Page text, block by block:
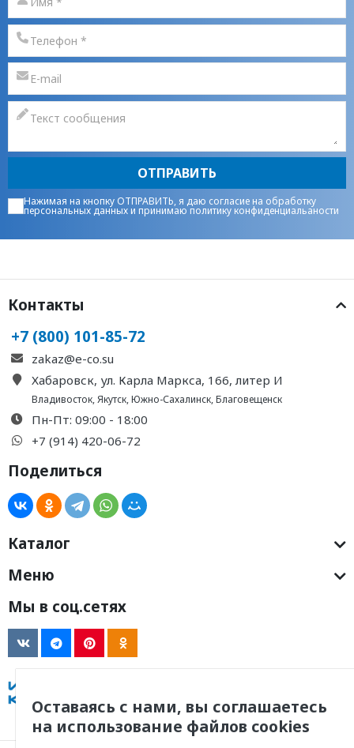
ОТПРАВИТЬ
Нажимая на кнопку ОТПРАВИТЬ, я даю согласие на обработку
персональных данныхи принимаюполитику конфиденциальаности
Контакты
+7 (800) 101-85-72
zakaz@e-co.su
Хабаровск, ул. Карла Маркса, 166, литер И
Владивосток,Якутск,Южно-Сахалинск,Благовещенск
Пн-Пт: 09:00 - 18:00
+7 (914) 420-06-72
Поделиться
Каталог
Меню
Мы в соц.сетях
Оставаясь с нами, вы соглашаетесь
на использование файлов cookies